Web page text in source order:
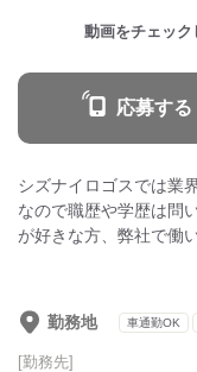
動画をチェック
応募する
シズナイロゴスでは業
なので職歴や学歴は問
が好きな方、弊社で働
勤務地 車通勤OK
[勤務先]